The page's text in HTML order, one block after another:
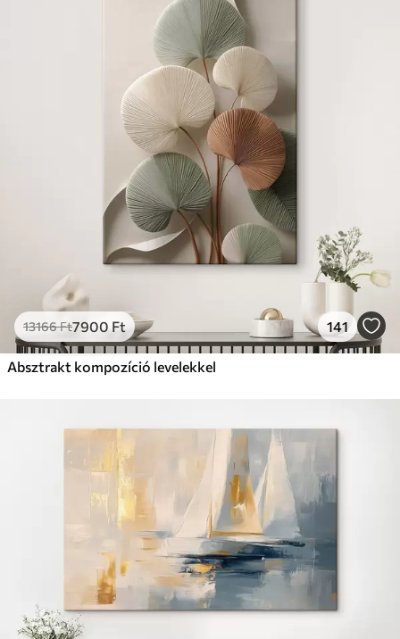
13166Ft7900 Ft 141
Absztrakt kompozíció levelekkel